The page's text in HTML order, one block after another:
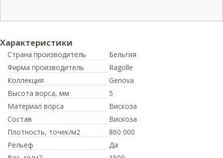
Характеристики
Страна производитель
Бельгия
Фирма производитель
Ragolle
Коллекция
Genova
Высота ворса, мм
5
Материал ворса
Вискоза
Состав
Вискоза
Плотность, точек/м2
860 000
Рельеф
Да